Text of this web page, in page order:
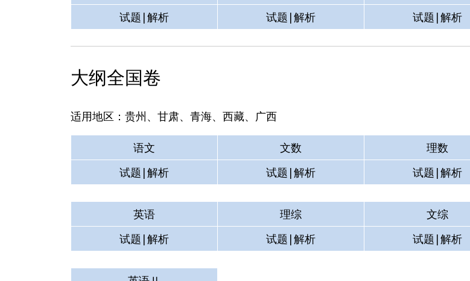
试题|解析
试题|解析 试题|解析
大纲全国卷
适用地区：贵州、甘肃、青海、西藏、广西
语文 文数
理数
试题|解析
试题|解析 试题|解析
英语 理综
文综
试题|解析
试题|解析 试题|解析